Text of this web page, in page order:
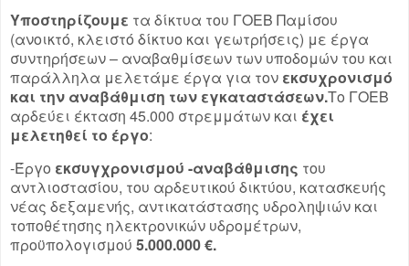
Υποστηρίζουμε τα δίκτυα του ΓΟΕΒ Παμίσου
(ανοικτό, κλειστό δίκτυο και γεωτρήσεις) με έργα
συντηρήσεων – αναβαθμίσεων των υποδομών του και
παράλληλα μελετάμε έργα για τον εκσυχρονισμό
και την αναβάθμιση των εγκαταστάσεων.Το ΓΟΕΒ
αρδεύει έκταση 45.000 στρεμμάτων και έχει
μελετηθεί το έργο:
-Έργο εκσυγχρονισμού -αναβάθμισης του
αντλιοστασίου, του αρδευτικού δικτύου, κατασκευής
νέας δεξαμενής, αντικατάστασης υδροληψιών και
τοποθέτησης ηλεκτρονικών υδρομέτρων,
προϋπολογισμού 5.000.000 €.